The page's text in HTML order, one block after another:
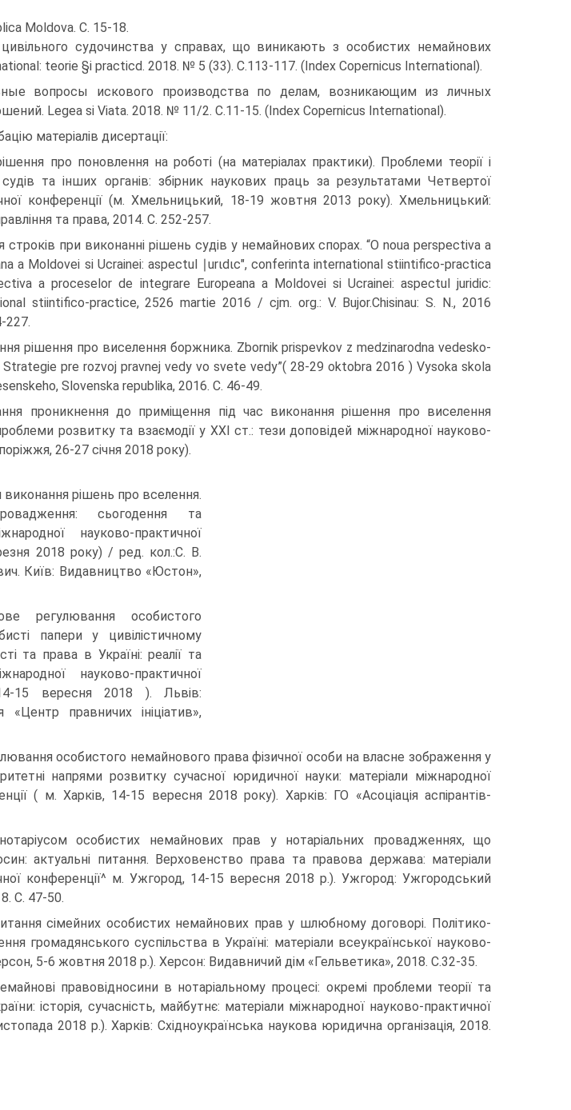
Moldova. C. 15-18.
судочинства у справах, що виникають з особистих немайнових
teorie §i practicd. 2018. № 5 (33). С.113-117. (Index Copernicus International).
вопросы искового производства по делам, возникающим из личных
Legea si Viata. 2018. № 11/2. С.11-15. (Index Copernicus International).
матеріалів дисертації:
про поновлення на роботі (на матеріалах практики). Проблеми теорії і
та інших органів: збірник наукових праць за результатами Четвертої
конференції (м. Хмельницький, 18-19 жовтня 2013 року). Хмельницький:
та права, 2014. С. 252-257.
при виконанні рішень судів у немайнових спорах. “O noua perspectiva a
a Moldovei si Ucrainei: aspectul ∣urιdιc", conferinta international stiintifico-practica
a proceselor de integrare Europeana a Moldovei si Ucrainei: aspectul juridic:
stiintifico-practice, 25­26 martie 2016 / cjm. org.: V. Bujor.Chisinau: S. N., 2016
227.
рішення про виселення боржника. Zbornik prispevkov z medzinarodna vedesko-
pre rozvoj pravnej vedy vo svete vedy”( 28-29 oktobra 2016 ) Vysoka skola
Slovenska republika, 2016. C. 46-49.
проникнення до приміщення під час виконання рішення про виселення
розвитку та взаємодії у ХХІ ст.: тези доповідей міжнародної науково-
26-27 січня 2018 року).
рішень про вселення.
сьогодення та
науково-практичної
2018 року) / ред. кол.:С. В.
Київ: Видавництво «Юстон»,
регулювання особистого
папери у цивілістичному
та права в Україні: реалії та
науково-практичної
15 вересня 2018 ). Львів:
«Центр правничих ініціатив»,
особистого немайнового права фізичної особи на власне зображення у
напрями розвитку сучасної юридичної науки: матеріали міжнародної
( м. Харків, 14-15 вересня 2018 року). Харків: ГО «Асоціація аспірантів-
особистих немайнових прав у нотаріальних провадженнях, що
актуальні питання. Верховенство права та правова держава: матеріали
конференції^ м. Ужгород, 14-15 вересня 2018 р.). Ужгород: Ужгородський
С. 47-50.
сімейних особистих немайнових прав у шлюбному договорі. Політико-
громадянського суспільства в Україні: матеріали всеукраїнської науково-
5-6 жовтня 2018 р.). Херсон: Видавничий дім «Гельветика», 2018. С.32-35.
правовідносини в нотаріальному процесі: окремі проблеми теорії та
історія, сучасність, майбутнє: матеріали міжнародної науково-практичної
2018 р.). Харків: Східноукраїнська наукова юридична організація, 2018.